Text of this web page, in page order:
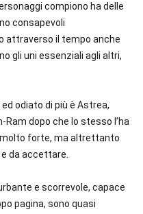
compiono ha delle
consapevoli
attraverso il tempo anche
gli uni essenziali agli altri,
odiato di più è Astrea,
Ram dopo che lo stesso l’ha
molto forte, ma altrettanto
da accettare.
e scorrevole, capace
pagina, sono quasi